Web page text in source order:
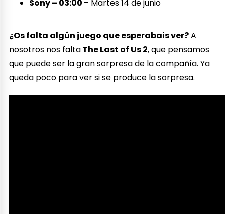
Sony – 03:00 – Martes 14 de junio
¿Os falta algún juego que esperabais ver?A
nosotros nos faltaThe Last of Us 2, que pensamos
que puede ser la gran sorpresa de la compañía. Ya
queda poco para ver si se produce la sorpresa.